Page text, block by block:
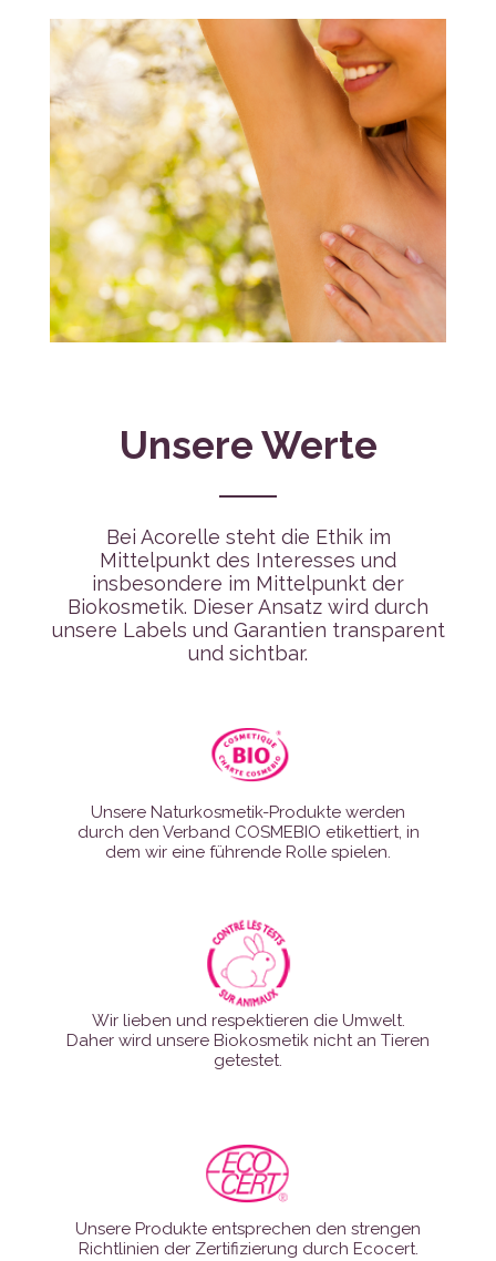
Unsere Werte
Bei Acorelle steht die Ethik im
Mittelpunkt des Interesses und
insbesondere im Mittelpunkt der
Biokosmetik. Dieser Ansatz wird durch
unsere Labels und Garantien transparent
und sichtbar.
Unsere Naturkosmetik-Produkte werden
durch den Verband COSMEBIO etikettiert, in
dem wir eine führende Rolle spielen.
Wir lieben und respektieren die Umwelt.
Daher wird unsere Biokosmetik nicht an Tieren
getestet.
Unsere Produkte entsprechen den strengen
Richtlinien der Zertifizierung durch Ecocert.